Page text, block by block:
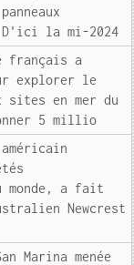
D'ici la mi-2024
français a
explorer le
sites en mer du
5 millio
monde, a fait
Newcrest
Marina menée